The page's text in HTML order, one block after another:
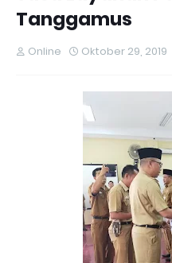
Tanggamus
Online Oktober 29, 2019